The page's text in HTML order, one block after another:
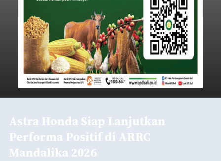
Astra Honda Siap Lanjutkan
Performa Positif di ARRC
Mandalika 2026